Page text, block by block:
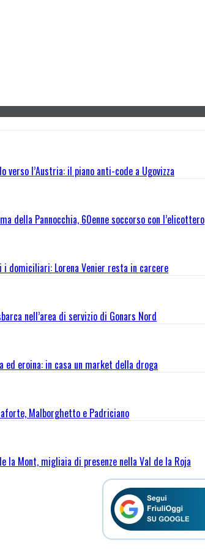
verso l’Austria: il piano anti-code a Ugovizza
della Pannocchia, 60enne soccorso con l’elicottero
i domiciliari: Lorena Venier resta in carcere
nell’area di servizio di Gonars Nord
ed eroina: in casa un market della droga
Malborghetto e Padriciano
la Mont, migliaia di presenze nella Val de la Roja